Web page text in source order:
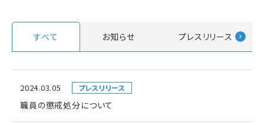
すべて お知らせ プレスリリース
2024.03.05 プレスリリース
職員の懲戒処分について